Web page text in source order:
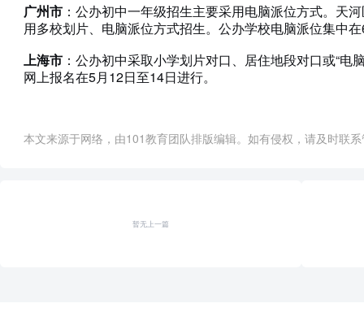
广州市：公办初中一年级招生主要采用电脑派位方式。天
用多校划片、电脑派位方式招生。公办学校电脑派位集中
上海市：公办初中采取小学划片对口、居住地段对口或“电
网上报名在5月12日至14日进行。
本文来源于网络，由101教育团队排版编辑。如有侵权，请及时联
暂无上一篇